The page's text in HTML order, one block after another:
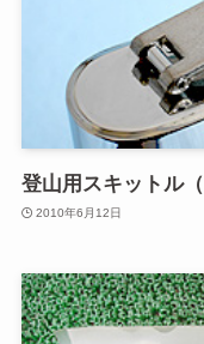
登山用スキットル
2010年6月12日